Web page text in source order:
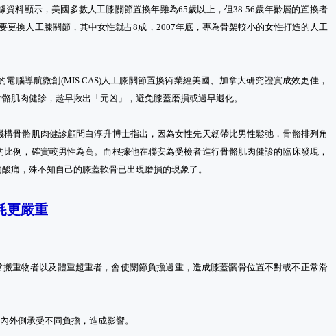
料顯示，美國多數人工膝關節置換年雖為65歲以上，但38-56歲年齡層的置換者
換人工膝關節，其中女性就占8成，2007年底，專為骨架較小的女性打造的人工
腦導航微創(MIS CAS)人工膝關節置換術業經美國、加拿大研究證實成效更佳，
肌肉健診，趁早揪出「元凶」，避免膝蓋磨損或過早退化。
骨骼肌肉健診顧問白淳升博士指出，因為女性先天韌帶比男性鬆弛，骨骼排列角
例，確實較男性為高。而根據他在聯安為受檢者進行骨骼肌肉健診的臨床發現，
痛，殊不知自己的膝蓋軟骨已出現磨損的現象了。
更嚴重
重物者以及體重超重者，會使關節負擔過重，造成膝蓋髕骨位置不對或不正常滑
外側承受不同負擔，造成影響。